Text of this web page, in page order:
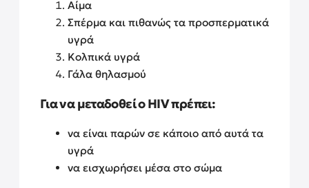
Αίμα
Σπέρμα και πιθανώς τα προσπερματικά
υγρά
Κολπικά υγρά
Γάλα θηλασμού
Για να μεταδοθεί ο HIV πρέπει:
να είναι παρών σε κάποιο από αυτά τα
υγρά
να εισχωρήσει μέσα στο σώμα